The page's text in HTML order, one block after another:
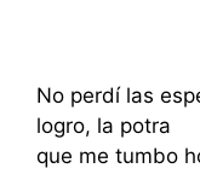
No perdí las
logro, la potra
que me tumbo